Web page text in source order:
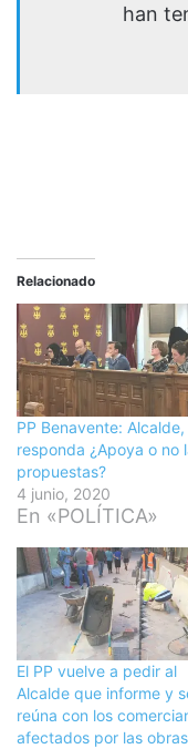
han
Relacionado
PP Benavente: Alcalde,
responda ¿Apoya o no
propuestas?
4 junio, 2020
En «POLÍTICA»
El PP vuelve a pedir al
Alcalde que informe y
reúna con los
afectados por las obras